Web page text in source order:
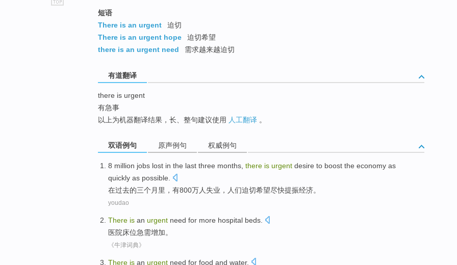
短语
There is an urgent
迫切
There is an urgent hope
迫切希望
there is an urgent need
需求越来越迫切
有道翻译
there is urgent
有急事
以上为机器翻译结果，长、整句建议使用 人工翻译 。
双语例句 原声例句 权威例句
8 million jobs lost in the last three months there is urgent desire to boost the economy as
quickly as possible
在过去的三个 月里 ， 有800万人 失业 ， 人们迫切希望尽快提振经济。
youdao
There is an urgent need for more hospital beds
医院床位急需增加。
《牛津词典》
There is an urgent need for food and water.